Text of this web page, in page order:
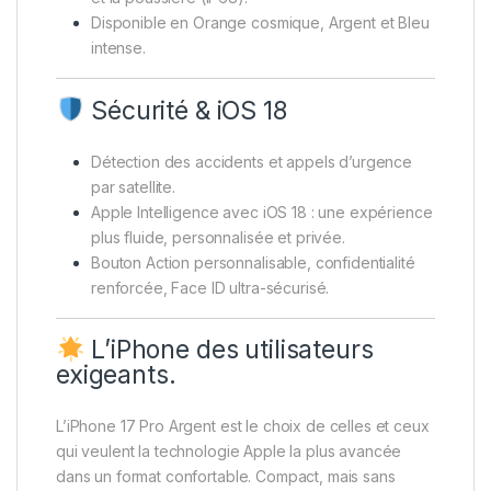
Disponible en Orange cosmique, Argent et Bleu
intense.
Sécurité & iOS 18
Détection des accidents et appels d’urgence
par satellite.
Apple Intelligence avec iOS 18 : une expérience
plus fluide, personnalisée et privée.
Bouton Action personnalisable, confidentialité
renforcée, Face ID ultra-sécurisé.
L’iPhone des utilisateurs
exigeants.
L’iPhone 17 Pro Argent est le choix de celles et ceux
qui veulent la technologie Apple la plus avancée
dans un format confortable. Compact, mais sans